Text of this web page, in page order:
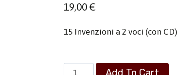
19,00€
15 Invenzioni a 2 voci (con CD)
J.S.Bach
Add To Cart